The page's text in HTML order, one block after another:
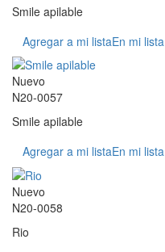
Smile apilable
Agregar a mi listaEn mi lista
Nuevo
N20-0057
Smile apilable
Agregar a mi listaEn mi lista
Nuevo
N20-0058
Rio